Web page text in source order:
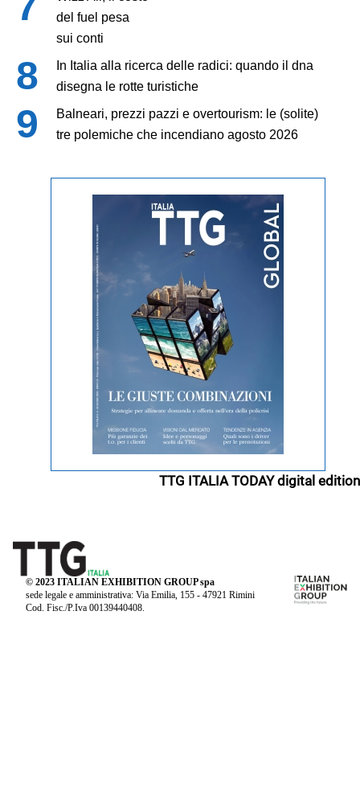
del fuel pesa
sui conti
In Italia alla ricerca delle radici: quando il dna
disegna le rotte turistiche
Balneari, prezzi pazzi e overtourism: le (solite)
tre polemiche che incendiano agosto 2026
TTG ITALIA TODAY digital edition
© 2023 ITALIAN EXHIBITION GROUP spa
sede legale e amministrativa: Via Emilia, 155 - 47921 Rimini
Cod. Fisc./P.Iva 00139440408.